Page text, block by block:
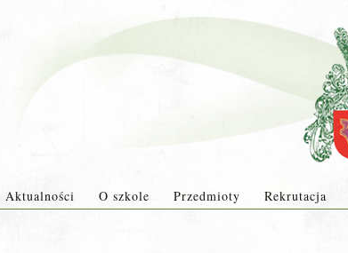
Aktualności O szkole Przedmioty Rekrutacja